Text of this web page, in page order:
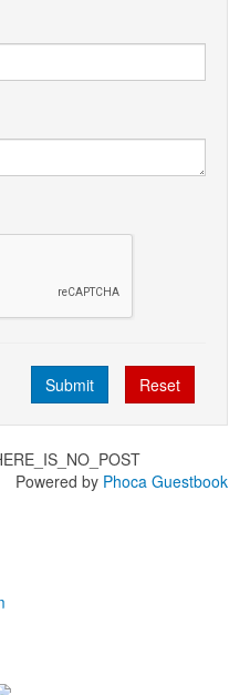
Submit Reset
Powered by Phoca Guestbook